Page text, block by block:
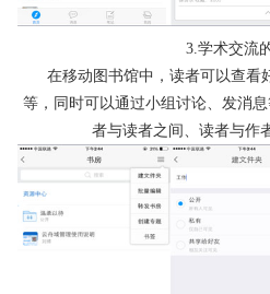
3.学术交流
在移动图书馆中，读者可以查看
等，同时可以通过小组讨论、发消
者与读者之间、读者与作